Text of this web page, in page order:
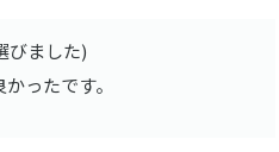
びました)
ったです。